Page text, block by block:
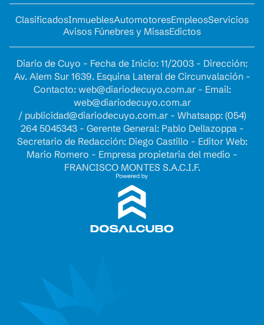
ClasificadosInmueblesAutomotoresEmpleosServicios
Avisos Fúnebres y MisasEdictos
Diario de Cuyo - Fecha de Inicio: 11/2003 - Dirección:
Av. Alem Sur 1639. Esquina Lateral de Circunvalación -
Contacto: web@diariodecuyo.com.ar- Email:
web@diariodecuyo.com.ar
/ publicidad@diariodecuyo.com.ar- Whatsapp: (054)
264 5045343 - Gerente General: Pablo Dellazoppa -
Secretario de Redacción: Diego Castillo - Editor Web:
Mario Romero - Empresa propietaria del medio -
FRANCISCO MONTES S.A.C.I.F.